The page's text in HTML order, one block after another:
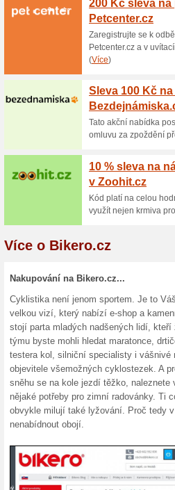
50 %
100%
Sleva na
nákupního
tak výhodně a
5 000 Kč
100%
Sleva 5 000
tak, že do
Vložit.